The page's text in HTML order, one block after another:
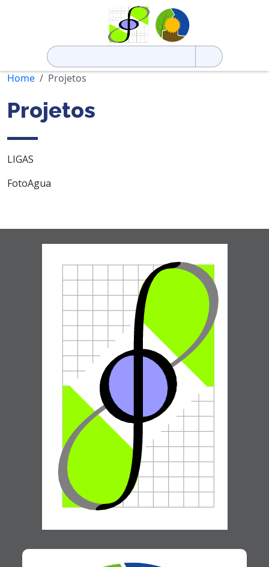
Pesquisar
por:
Home
Projetos
Projetos
LIGAS
FotoAgua